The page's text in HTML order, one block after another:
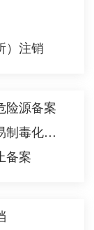
）注销
险源备案
第三类非药品类易制毒化学品经营备案
备案